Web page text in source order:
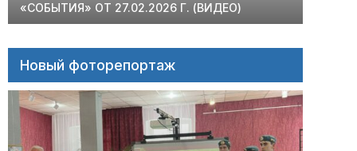
«СОБЫТИЯ» ОТ 27.02.2026 Г. (ВИДЕО)
Новый фоторепортаж